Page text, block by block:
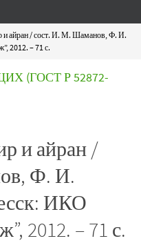
и айран / сост. И. М. Шаманов, Ф. И.
2012. – 71 с.
(ГОСТ Р 52872-
и айран /
Ф. И.
ИКО
2012. – 71 с.